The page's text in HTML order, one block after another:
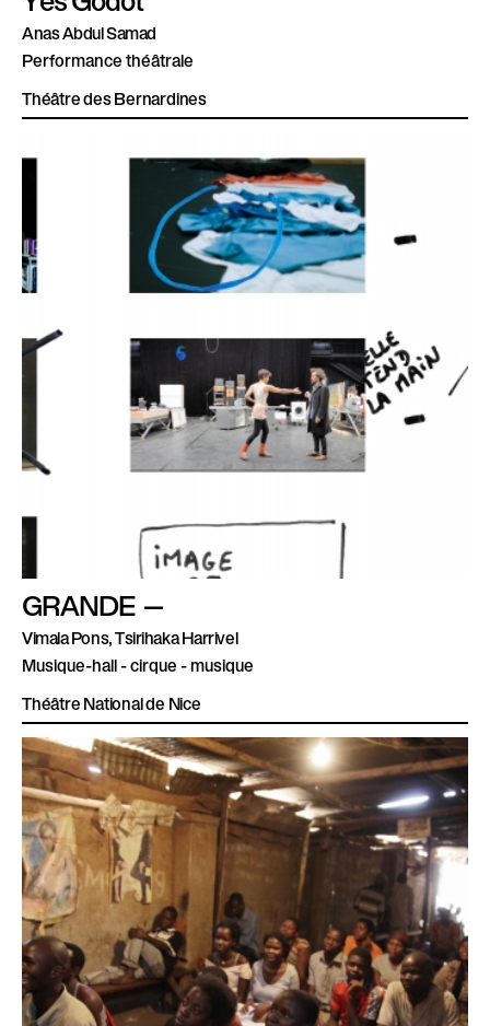
Anas Abdul Samad
Performance théâtrale
Théâtre des Bernardines
GRANDE —
Vimala Pons, Tsirihaka Harrivel
Musique-hall - cirque - musique
Théâtre National de Nice